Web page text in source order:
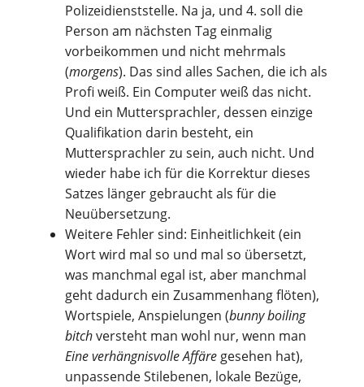
Polizeidienststelle. Na ja, und 4. soll die
Person am nächsten Tag einmalig
vorbeikommen und nicht mehrmals
(morgens). Das sind alles Sachen, die ich als
Profi weiß. Ein Computer weiß das nicht.
Und ein Muttersprachler, dessen einzige
Qualifikation darin besteht, ein
Muttersprachler zu sein, auch nicht. Und
wieder habe ich für die Korrektur dieses
Satzes länger gebraucht als für die
Neuübersetzung.
Weitere Fehler sind: Einheitlichkeit (ein
Wort wird mal so und mal so übersetzt,
was manchmal egal ist, aber manchmal
geht dadurch ein Zusammenhang flöten),
Wortspiele, Anspielungen (bunny boiling
bitchversteht man wohl nur, wenn man
Eine verhängnisvolle Affäre gesehen hat),
unpassende Stilebenen, lokale Bezüge,